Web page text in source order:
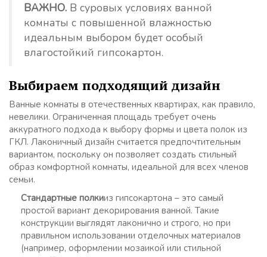
ВАЖНО. В суровых условиях ванной
комнаты с повышенной влажностью
идеальным выбором будет особый
влагостойкий гипсокартон.
Выбираем подходящий дизайн
Ванные комнаты в отечественных квартирах, как правило,
невелики. Ограниченная площадь требует очень
аккуратного подхода к выбору формы и цвета полок из
ГКЛ. Лаконичный дизайн считается предпочтительным
вариантом, поскольку он позволяет создать стильный
образ комфортной комнаты, идеальной для всех членов
семьи.
Стандартные полкииз гипсокартона – это самый
простой вариант декорирования ванной. Такие
конструкции выглядят лаконично и строго, но при
правильном использовании отделочных материалов
(например, оформлении мозаикой или стильной